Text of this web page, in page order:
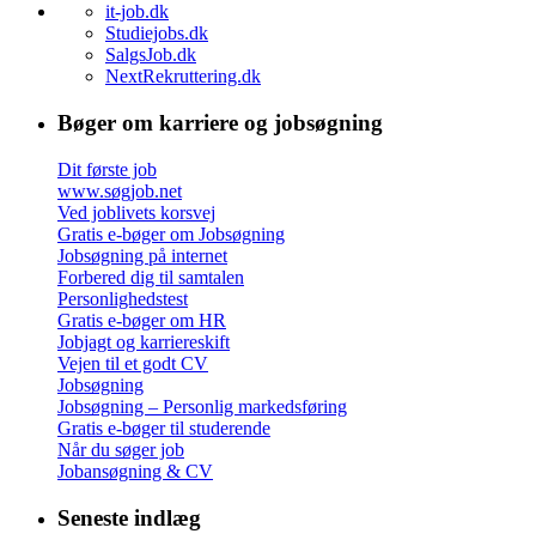
it-job.dk
Studiejobs.dk
SalgsJob.dk
NextRekruttering.dk
Bøger om karriere og jobsøgning
Dit første job
www.søgjob.net
Ved joblivets korsvej
Gratis e-bøger om Jobsøgning
Jobsøgning på internet
Forbered dig til samtalen
Personlighedstest
Gratis e-bøger om HR
Jobjagt og karriereskift
Vejen til et godt CV
Jobsøgning
Jobsøgning – Personlig markedsføring
Gratis e-bøger til studerende
Når du søger job
Jobansøgning & CV
Seneste indlæg